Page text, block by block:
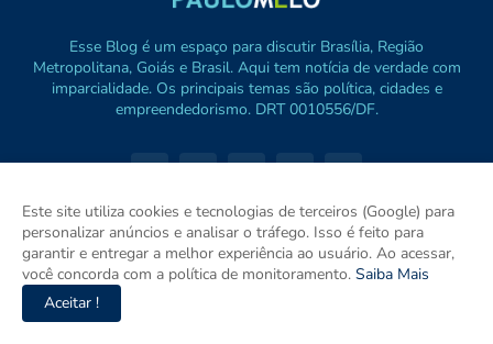
Esse Blog é um espaço para discutir Brasília, Região
Metropolitana, Goiás e Brasil. Aqui tem notícia de verdade com
imparcialidade. Os principais temas são política, cidades e
empreendedorismo. DRT 0010556/DF.
Este site utiliza cookies e tecnologias de terceiros (Google) para
personalizar anúncios e analisar o tráfego. Isso é feito para
garantir e entregar a melhor experiência ao usuário. Ao acessar,
você concorda com a política de monitoramento. Saiba Mais
Aceitar !